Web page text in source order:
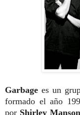
Garbage es un
formado el año
por Shirley Manson